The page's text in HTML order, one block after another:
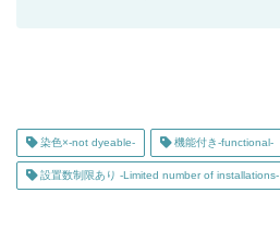
染色×-not dyeable- 機能付き-functional-
設置数制限あり -Limited number of installations-